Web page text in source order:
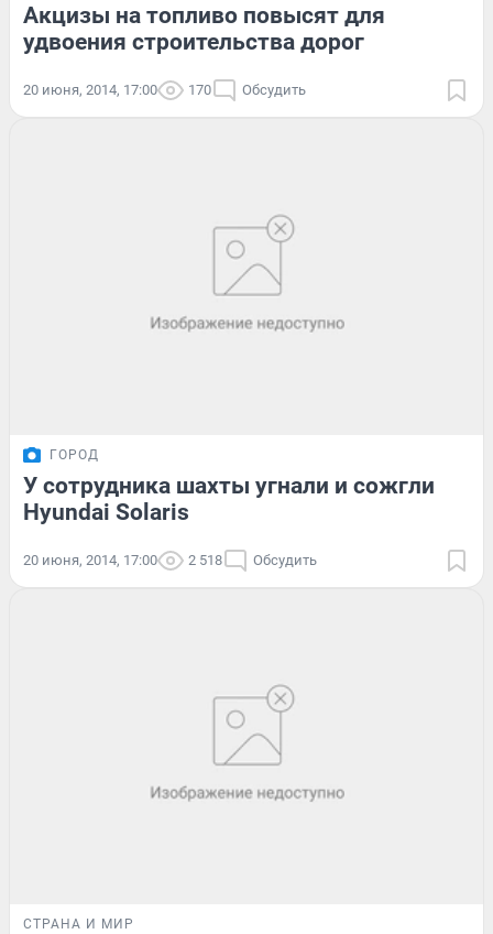
Акцизы на топливо повысят для
удвоения строительства дорог
20 июня, 2014, 17:00 170 Обсудить
ГОРОД
У сотрудника шахты угнали и сожгли
Hyundai Solaris
20 июня, 2014, 17:00 2 518 Обсудить
СТРАНА И МИР